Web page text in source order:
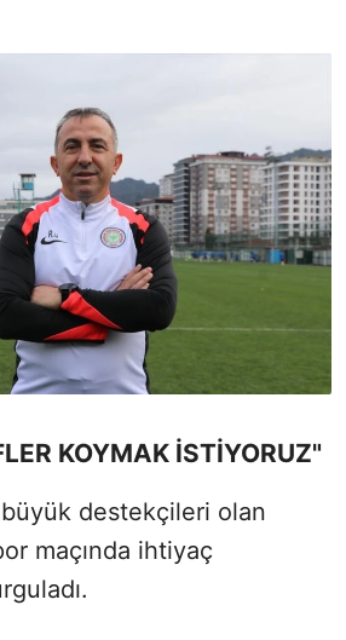
KOYMAK İSTİYORUZ"
destekçileri olan
maçında ihtiyaç